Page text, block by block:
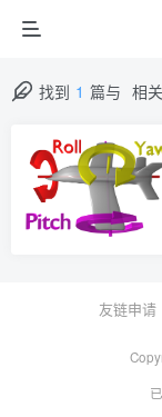
找到 1 篇与 相
友链申请